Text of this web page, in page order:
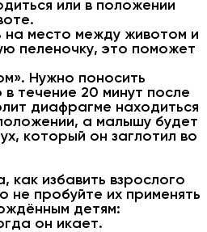
или в положении
на место между животом и
пеленочку, это поможет
Нужно поносить
течение 20 минут после
диафрагме находиться
а малышу будет
который он заглотил во
как избавить взрослого
не пробуйте их применять
детям:
он икает.